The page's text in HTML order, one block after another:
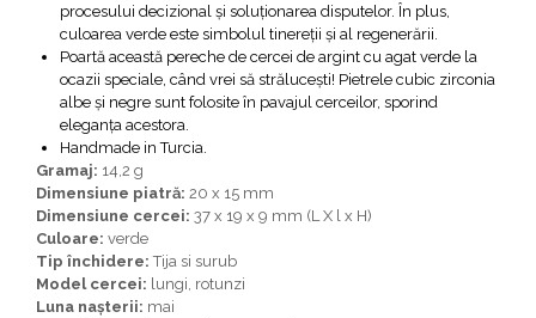
procesului decizional și soluționarea disputelor. În plus,
culoarea verde este simbolul tinereții și al regenerării.
Poartă această pereche de cercei de argint cu agat verde la
ocazii speciale, când vrei să strălucești! Pietrele cubic zirconia
albe și negre sunt folosite în pavajul cerceilor, sporind
eleganța acestora.
Handmade in Turcia.
Gramaj: 14,2 g
Dimensiune piatră: 20 x 15 mm
Dimensiune cercei: 37 x 19 x 9 mm (L X l x H)
Culoare: verde
Tip închidere:Tija si surub
Model cercei: lungi, rotunzi
Luna nașterii: mai